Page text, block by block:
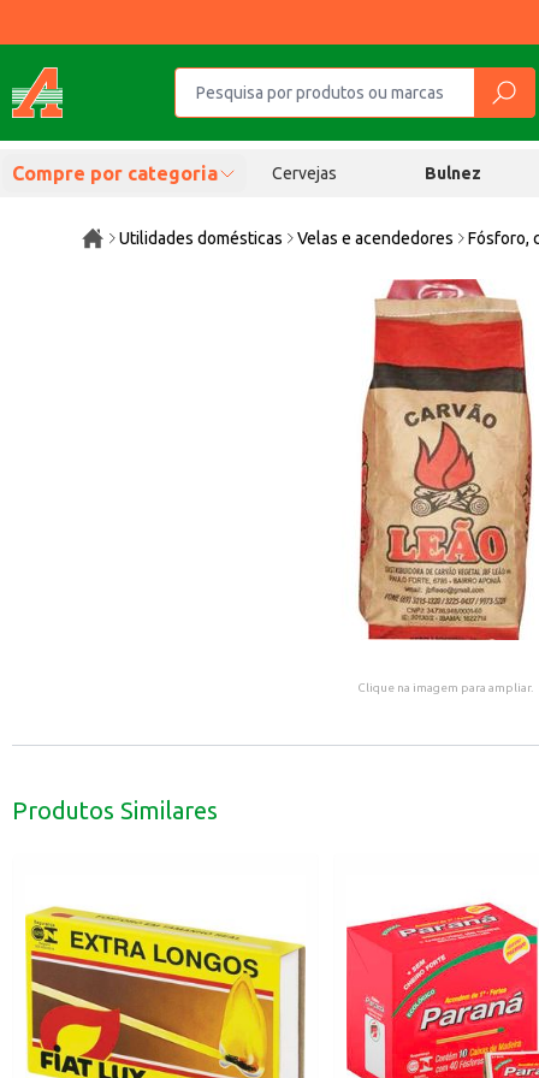
Compre por categoria Cervejas Bulnez
Utilidades domésticas Velas e acendedores Fósforo,
Clique na imagem para ampliar.
Produtos Similares